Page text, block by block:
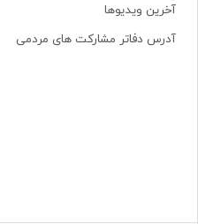
آخرین ویدیوها
آدرس دفاتر مشارکت های مردمی